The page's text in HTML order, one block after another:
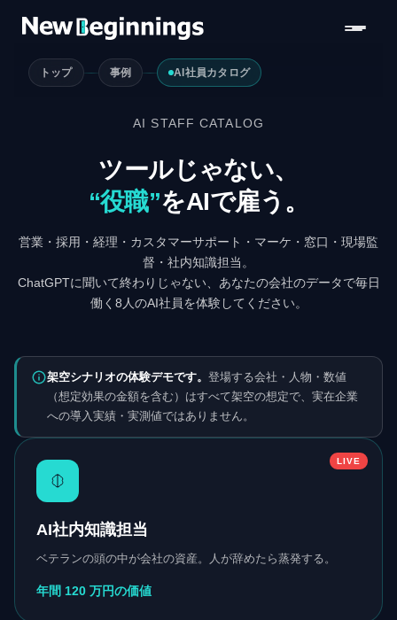
トップ 事例 AI社員カタログ
AI STAFF CATALOG
ツールじゃない、
“役職”をAIで雇う。
営業・採用・経理・カスタマーサポート・マーケ・窓口・現場監
督・社内知識担当。
ChatGPTに聞いて終わりじゃない、あなたの会社のデータで毎日
働く8人のAI社員を体験してください。
架空シナリオの体験デモです。 登場する会社・人物・数値
（想定効果の金額を含む）はすべて架空の想定で、実在企業
への導入実績・実測値ではありません。
AI社内知識担当
ベテランの頭の中が会社の資産。人が辞めたら蒸発する。
年間 120 万円の価値
LIVE